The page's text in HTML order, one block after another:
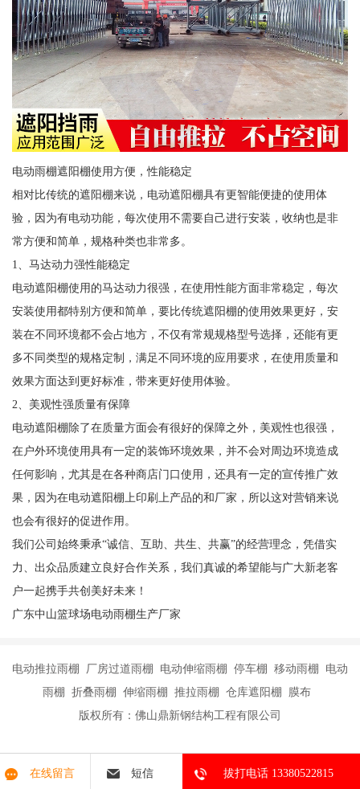
电动雨棚遮阳棚使用方便，性能稳定
相对比传统的遮阳棚来说，电动遮阳棚具有更智能便捷的使用体
验，因为有电动功能，每次使用不需要自己进行安装，收纳也是非
常方便和简单，规格种类也非常多。
1、马达动力强性能稳定
电动遮阳棚使用的马达动力很强，在使用性能方面非常稳定，每次
安装使用都特别方便和简单，要比传统遮阳棚的使用效果更好，安
装在不同环境都不会占地方，不仅有常规规格型号选择，还能有更
多不同类型的规格定制，满足不同环境的应用要求，在使用质量和
效果方面达到更好标准，带来更好使用体验。
2、美观性强质量有保障
电动遮阳棚除了在质量方面会有很好的保障之外，美观性也很强，
在户外环境使用具有一定的装饰环境效果，并不会对周边环境造成
任何影响，尤其是在各种商店门口使用，还具有一定的宣传推广效
果，因为在电动遮阳棚上印刷上产品的和厂家，所以这对营销来说
也会有很好的促进作用。
我们公司始终秉承“诚信、互助、共生、共赢”的经营理念，凭借实
力、出众品质建立良好合作关系，我们真诚的希望能与广大新老客
户一起携手共创美好未来！
广东中山篮球场电动雨棚生产厂家
电动推拉雨棚 厂房过道雨棚 电动伸缩雨棚 停车棚 移动雨棚 电动
雨棚 折叠雨棚 伸缩雨棚 推拉雨棚 仓库遮阳棚 膜布
版权所有：佛山鼎新钢结构工程有限公司
在线留言 短信 拔打电话 13380522815